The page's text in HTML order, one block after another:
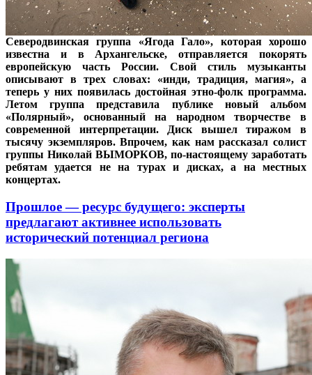
Северодвинская группа «Ягода Гало», которая хорошо
известна и в Архангельске, отправляется покорять
европейскую часть России. Свой стиль музыканты
описывают в трех словах: «инди, традиция, магия», а
теперь у них появилась достойная этно-фолк программа.
Летом группа представила публике новый альбом
«Полярный», основанный на народном творчестве в
современной интерпретации. Диск вышел тиражом в
тысячу экземпляров. Впрочем, как нам рассказал солист
группы Николай ВЫМОРКОВ, по-настоящему заработать
ребятам удается не на турах и дисках, а на местных
концертах.
Прошлое — ресурс будущего: эксперты
предлагают активнее использовать
исторический потенциал региона